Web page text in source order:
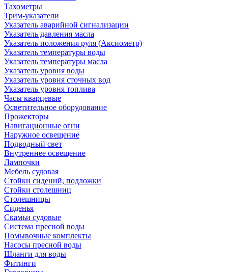
Тахометры
Трим-указатели
Указатель аварийной сигнализации
Указатель давления масла
Указатель положения руля (Аксиометр)
Указатель температуры воды
Указатель температуры масла
Указатель уровня воды
Указатель уровня сточных вод
Указатель уровня топлива
Часы кварцевые
Осветительное оборудование
Прожекторы
Навигационные огни
Наружное освещение
Подводный свет
Внутреннее освещение
Лампочки
Мебель судовая
Стойки сидений, подложки
Стойки столешниц
Столешницы
Сиденья
Скамьи судовые
Система пресной воды
Помывочные комплекты
Насосы пресной воды
Шланги для воды
Фитинги